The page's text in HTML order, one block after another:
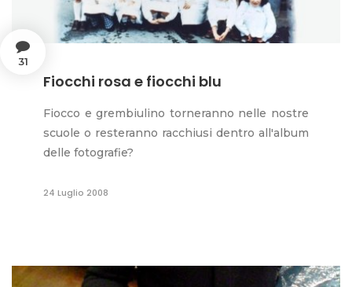
31
Fiocchi rosa e fiocchi blu
Fiocco e grembiulino torneranno nelle nostre
scuole o resteranno racchiusi dentro all'album
delle fotografie?
24 Luglio 2008